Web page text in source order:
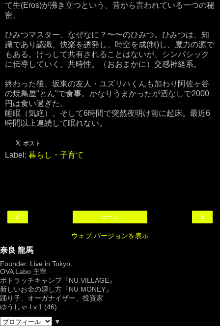
て生(Eros)が沸き立つという、昔から言われている一つの秘
密。
ひみつマスター、なぜなに？〜〜のひみつ。ひみつは、知
識であり認識、快楽を誘発し、時空を成(制)し、魔力の源で
もある。けっして共有されることはないが、シンパシック
に伝導していく。共時性。（おおまかに）交感神経系。
終わった後、坂東の友人・ユズリハくんも加わり阿佐ヶ谷
の焼鳥屋"とん"で食事。かなりうまかったが酒なしで2000
円は食い過ぎた。
睡眠（気絶）。そして6時間で突然夜明け前に起床。最近6
時間以上連続して眠れない。
Label: 暮らし・子育て
‹ ›
ホーム
ウェブ バージョンを表示
奈良 龍馬
Founder. Live in Tokyo.
OVA Labo 主宰
ポトラッチキャンプ『NU VILLAGE』
新しいお金の廻し方『NU MONEY』
踊り子、オーガナイザー、投資家
ゆうしゃ Lv.1 (46)
▼